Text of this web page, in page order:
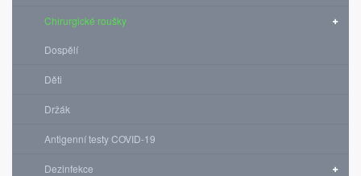
Chirurgické roušky
Dospělí
Děti
Držák
Antigenní testy COVID-19
Dezinfekce